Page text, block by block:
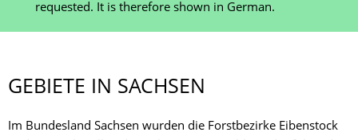
requested. It is therefore shown in German.
GEBIETE IN SACHSEN
Im Bundesland Sachsen wurden die Forstbezirke Eibenstock